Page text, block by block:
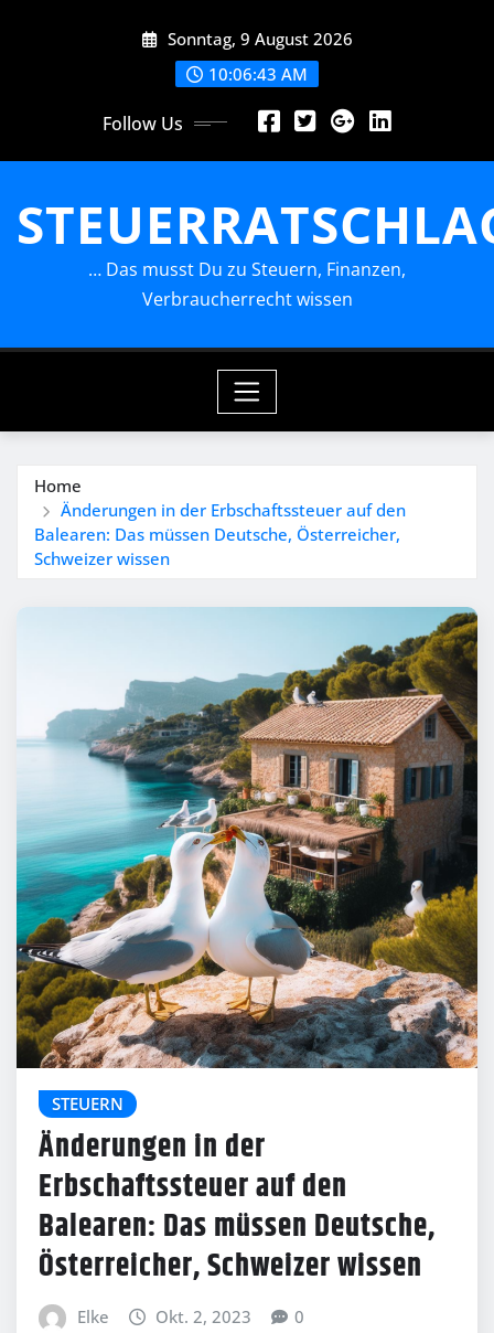
Sonntag, 9 August 2026
10:06:44 AM
Follow Us
… Das musst Du zu Steuern, Finanzen,
Verbraucherrecht wissen
Home
Änderungen in der Erbschaftssteuer auf den
Balearen: Das müssen Deutsche, Österreicher,
Schweizer wissen
STEUERN
Änderungen in der
Erbschaftssteuer auf den
Balearen: Das müssen Deutsche,
Österreicher, Schweizer wissen
Elke Okt. 2, 2023 0